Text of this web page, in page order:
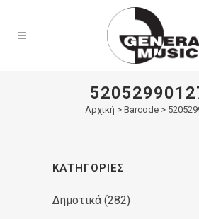
Αρχική > Barcode >
ΚΑΤΗΓΟΡΊΕΣ
Δημοτικά (282)